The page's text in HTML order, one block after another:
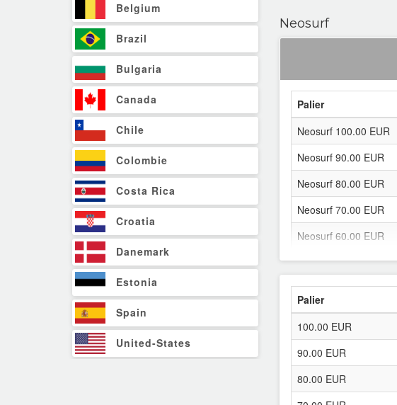
Belgium
Brazil
Bulgaria
Canada
Chile
Colombie
Costa Rica
Croatia
Danemark
Estonia
Spain
United-States
Neosurf
Palier
Neosurf 100.00 EUR
Neosurf 90.00 EUR
Neosurf 80.00 EUR
Neosurf 70.00 EUR
Neosurf 60.00 EUR
Neosurf 50.00 EUR
Neosurf 45.00 EUR
Neosurf 40.00 EUR
Neosurf 35.00 EUR
Neosurf 30.00 EUR
Neosurf 25.00 EUR
Palier
100.00 EUR
90.00 EUR
80.00 EUR